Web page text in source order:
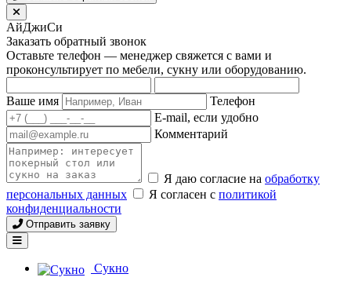
АйДжиСи
Заказать обратный звонок
Оставьте телефон — менеджер свяжется с вами и
проконсультирует по мебели, сукну или оборудованию.
Ваше имя
Телефон
E-mail, если удобно
Комментарий
Я даю согласие на обработку
персональных данных
Я согласен с политикой
конфиденциальности
Отправить заявку
Сукно